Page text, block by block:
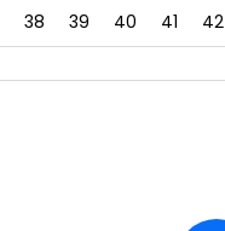
38 39 40 41 42